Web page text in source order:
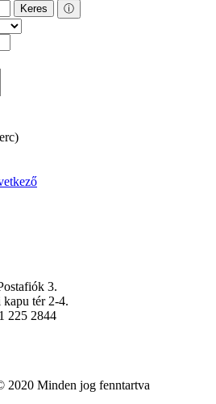
Keres ⓘ
3.
tér 2-4.
225 2844
2020 Minden jog fenntartva